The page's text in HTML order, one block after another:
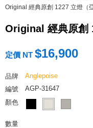
Original 經典原創 1227 立燈（
Original 經典原創
定價 NT $16,900
品牌
Anglepoise
編號
AGP-31647
顏色
數量